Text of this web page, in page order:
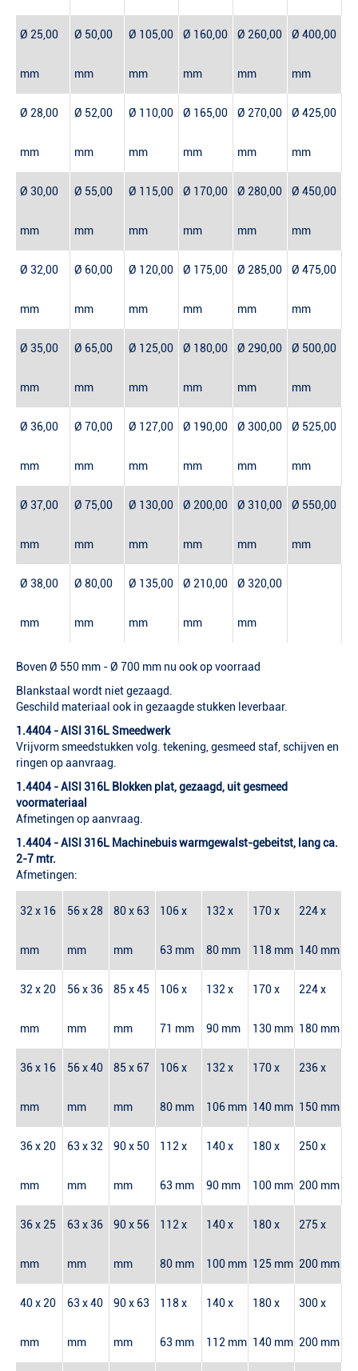
Ø 25,00
mm
Ø 50,00
mm
Ø 105,00
mm
Ø 160,00
mm
Ø 260,00
mm
Ø 400,00
mm
Ø 28,00
mm
Ø 52,00
mm
Ø 110,00
mm
Ø 165,00
mm
Ø 270,00
mm
Ø 425,00
mm
Ø 30,00
mm
Ø 55,00
mm
Ø 115,00
mm
Ø 170,00
mm
Ø 280,00
mm
Ø 450,00
mm
Ø 32,00
mm
Ø 60,00
mm
Ø 120,00
mm
Ø 175,00
mm
Ø 285,00
mm
Ø 475,00
mm
Ø 35,00
mm
Ø 65,00
mm
Ø 125,00
mm
Ø 180,00
mm
Ø 290,00
mm
Ø 500,00
mm
Ø 36,00
mm
Ø 70,00
mm
Ø 127,00
mm
Ø 190,00
mm
Ø 300,00
mm
Ø 525,00
mm
Ø 37,00
mm
Ø 75,00
mm
Ø 130,00
mm
Ø 200,00
mm
Ø 310,00
mm
Ø 550,00
mm
Ø 38,00
mm
Ø 80,00
mm
Ø 135,00
mm
Ø 210,00
mm
Ø 320,00
mm
Boven Ø 550 mm - Ø 700 mm nu ook op voorraad
Blankstaal wordt niet gezaagd.
Geschild materiaal ook in gezaagde stukken leverbaar.
1.4404 - AISI 316L Smeedwerk
Vrijvorm smeedstukken volg. tekening, gesmeed staf, schijven en
ringen op aanvraag.
1.4404 - AISI 316L Blokken plat, gezaagd, uit gesmeed
voormateriaal
Afmetingen op aanvraag.
1.4404 - AISI 316L Machinebuis warmgewalst-gebeitst, lang ca.
2-7 mtr.
Afmetingen:
32 x 16
mm
56 x 28
mm
80 x 63
mm
106 x
63 mm
132 x
80 mm
170 x
118 mm
224 x
140 mm
32 x 20
mm
56 x 36
mm
85 x 45
mm
106 x
71 mm
132 x
90 mm
170 x
130 mm
224 x
180 mm
36 x 16
mm
56 x 40
mm
85 x 67
mm
106 x
80 mm
132 x
106 mm
170 x
140 mm
236 x
150 mm
36 x 20
mm
63 x 32
mm
90 x 50
mm
112 x
63 mm
140 x
90 mm
180 x
100 mm
250 x
200 mm
36 x 25
mm
63 x 36
mm
90 x 56
mm
112 x
80 mm
140 x
100 mm
180 x
125 mm
275 x
200 mm
40 x 20
mm
63 x 40
mm
90 x 63
mm
118 x
63 mm
140 x
112 mm
180 x
140 mm
300 x
200 mm